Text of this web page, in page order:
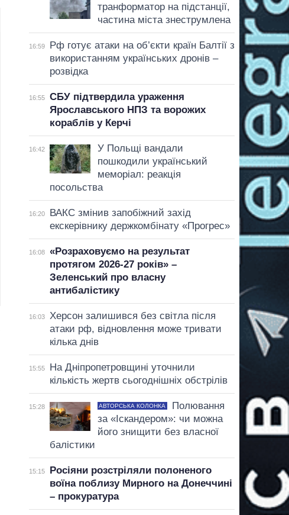
транформатор на підстанції,
частина міста знеструмлена
16:59
Рф готує атаки на об’єкти країн Балтії з
використанням українських дронів –
розвідка
16:55
СБУ підтвердила ураження
Ярославського НПЗ та ворожих
кораблів у Керчі
16:42
У Польщі вандали
пошкодили український
меморіал: реакція
посольства
16:20
ВАКС змінив запобіжний захід
екскерівнику держкомбінату «Прогрес»
16:08
«Розраховуємо на результат
протягом 2026-27 років» –
Зеленський про власну
антибалістику
16:03
Херсон залишився без світла після
атаки рф, відновлення може тривати
кілька днів
15:55
На Дніпропетровщині уточнили
кількість жертв сьогоднішніх обстрілів
15:28 АВТОРСЬКА КОЛОНКА
Полювання
за «Іскандером»: чи можна
його знищити без власної
балістики
15:15
Росіяни розстріляли полоненого
воїна поблизу Мирного на Донеччині
– прокуратура